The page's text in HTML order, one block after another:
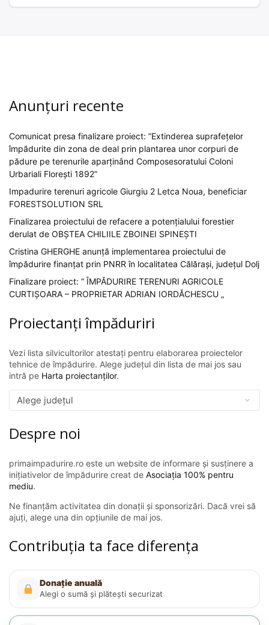
Anunțuri recente
Comunicat presa finalizare proiect: ”Extinderea suprafețelor
împădurite din zona de deal prin plantarea unor corpuri de
pădure pe terenurile aparținând Composesoratului Coloni
Urbariali Florești 1892”
Impadurire terenuri agricole Giurgiu 2 Letca Noua, beneficiar
FORESTSOLUTION SRL
Finalizarea proiectului de refacere a potențialului forestier
derulat de OBȘTEA CHILIILE ZBOINEI SPINEȘTI
Cristina GHERGHE anunță implementarea proiectului de
împădurire finanțat prin PNRR în localitatea Călărași, județul Dolj
Finalizare proiect: ” ÎMPĂDURIRE TERENURI AGRICOLE
CURTIȘOARA – PROPRIETAR ADRIAN IORDĂCHESCU „
Proiectanți împăduriri
Vezi lista silvicultorilor atestați pentru elaborarea proiectelor
tehnice de împădurire. Alege județul din lista de mai jos sau
intră pe Harta proiectanților.
Despre noi
primaimpadurire.ro este un website de informare și susținere a
inițiativelor de împădurire creat de Asociația 100% pentru
mediu.
Ne finanțăm activitatea din donații și sponsorizări. Dacă vrei să
ajuți, alege una din opțiunile de mai jos.
Contribuția ta face diferența
Donație anuală
Alegi o sumă și plătești securizat